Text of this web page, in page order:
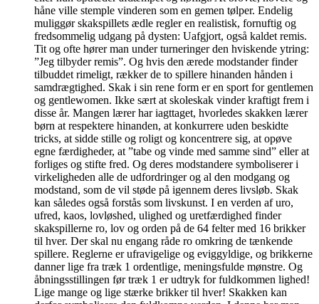
håne ville stemple vinderen som en gemen tølper. Endelig
muliggør skakspillets ædle regler en realistisk, fornuftig og
fredsommelig udgang på dysten: Uafgjort, også kaldet remis.
Tit og ofte hører man under turneringer den hviskende ytring:
”Jeg tilbyder remis”. Og hvis den ærede modstander finder
tilbuddet rimeligt, rækker de to spillere hinanden hånden i
samdrægtighed. Skak i sin rene form er en sport for gentlemen
og gentlewomen. Ikke sært at skoleskak vinder kraftigt frem i
disse år. Mangen lærer har iagttaget, hvorledes skakken lærer
børn at respektere hinanden, at konkurrere uden beskidte
tricks, at sidde stille og roligt og koncentrere sig, at opøve
egne færdigheder, at ”tabe og vinde med samme sind” eller at
forliges og stifte fred. Og deres modstandere symboliserer i
virkeligheden alle de udfordringer og al den modgang og
modstand, som de vil støde på igennem deres livsløb. Skak
kan således også forstås som livskunst. I en verden af uro,
ufred, kaos, lovløshed, ulighed og uretfærdighed finder
skakspillerne ro, lov og orden på de 64 felter med 16 brikker
til hver. Der skal nu engang råde ro omkring de tænkende
spillere. Reglerne er ufravigelige og eviggyldige, og brikkerne
danner lige fra træk 1 ordentlige, meningsfulde mønstre. Og
åbningsstillingen før træk 1 er udtryk for fuldkommen lighed!
Lige mange og lige stærke brikker til hver! Skakken kan